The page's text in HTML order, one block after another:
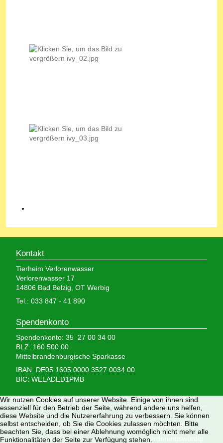
Kontakt
Tierheim Verlorenwasser
Verlorenwasser 17
14806 Bad Belzig, OT Werbig
Tel.: 033 847 - 41 890
Spendenkonto
Spendenkonto: 35 27 00 34 00
BLZ: 160 500 00
Mittelbrandenburgische Sparkasse
IBAN: DE05 1605 0000 3527 0034 00
BIC: WELADED1PMB
Wir brauchen Ihre Hilfe,
denn wir erhalten keinerlei staatliche Hilfe, sondern
finanzieren das Tierheim aus Spenden und Erbschaften.
Wir sind als gemeinnützig und besonders förderungswürdig
Wir nutzen Cookies auf unserer Website. Einige von ihnen sind
essenziell für den Betrieb der Seite, während andere uns helfen,
diese Website und die Nutzererfahrung zu verbessern. Sie können
selbst entscheiden, ob Sie die Cookies zulassen möchten. Bitte
beachten Sie, dass bei einer Ablehnung womöglich nicht mehr alle
Funktionalitäten der Seite zur Verfügung stehen.